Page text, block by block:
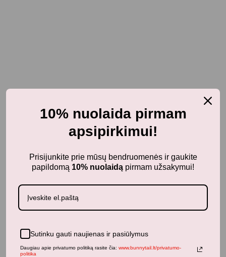
Neseniai žiūrėti produktai
10% nuolaida pirmam
apsipirkimui!
Prisijunkite prie mūsų bendruomenės ir gaukite
papildomą 10% nuolaidą pirmam užsakymui!
Sutinku gauti naujienas ir pasiūlymus
Daugiau apie privatumo politiką rasite čia: www.bunnytail.lt/privatumo-
politika